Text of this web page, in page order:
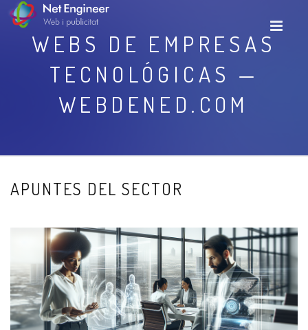
WEBS DE EMPRESAS
TECNOLÓGICAS —
WEBDENED.COM
APUNTES DEL SECTOR